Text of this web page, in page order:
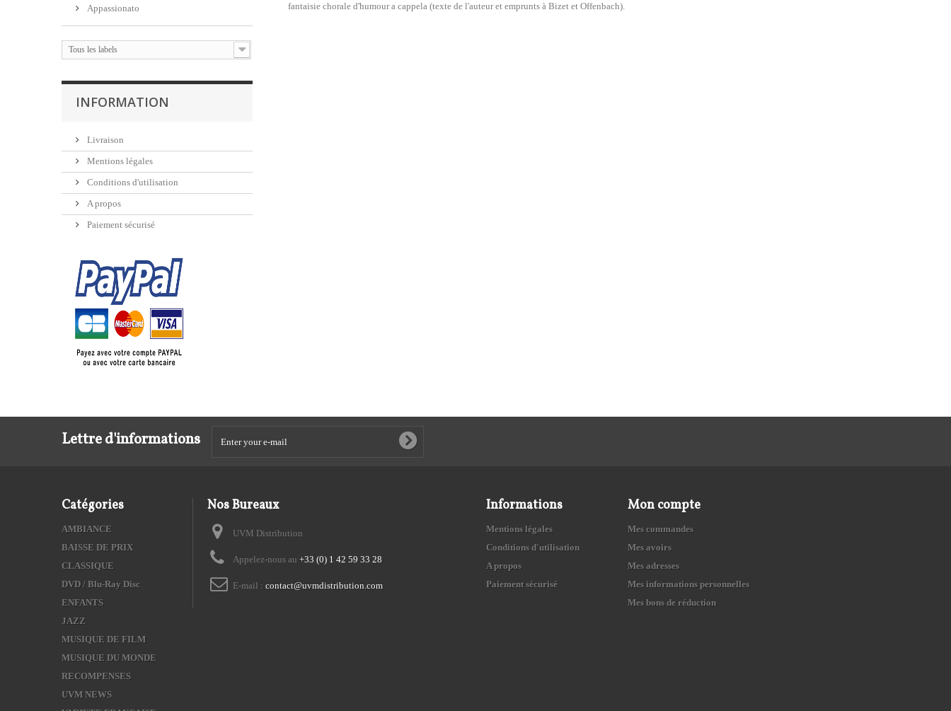
Appassionato
Tous les labels
INFORMATION
Livraison
Mentions légales
Conditions d'utilisation
A propos
Paiement sécurisé
fantaisie chorale d'humour a cappela (texte de l'auteur et emprunts à Bizet et Offenbach).
Lettre d'informations
Catégories
AMBIANCE
BAISSE DE PRIX
CLASSIQUE
DVD / Blu-Ray Disc
ENFANTS
JAZZ
MUSIQUE DE FILM
MUSIQUE DU MONDE
RECOMPENSES
UVM NEWS
Nos Bureaux
UVM Distribution
Appelez-nous au +33 (0) 1 42 59 33 28
E-mail : contact@uvmdistribution.com
Informations
Mentions légales
Conditions d'utilisation
A propos
Paiement sécurisé
Mon compte
Mes commandes
Mes avoirs
Mes adresses
Mes informations personnelles
Mes bons de réduction